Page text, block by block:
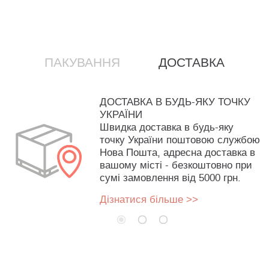
ПАКУВАННЯ ДОСТАВКА
ДОСТАВКА В БУДЬ-ЯКУ ТОЧКУ
УКРАЇНИ
Швидка доставка в будь-яку
точку України поштовою службою
Нова Пошта, адресна доставка в
вашому місті - безкоштовно при
сумі замовлення від 5000 грн.
Дізнатися більше >>